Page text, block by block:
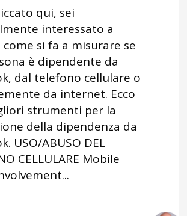
qui, sei
interessato a
si fa a misurare se
è dipendente da
dal telefono cellulare o
da internet. Ecco
strumenti per la
della dipendenza da
USO/ABUSO DEL
CELLULARE Mobile